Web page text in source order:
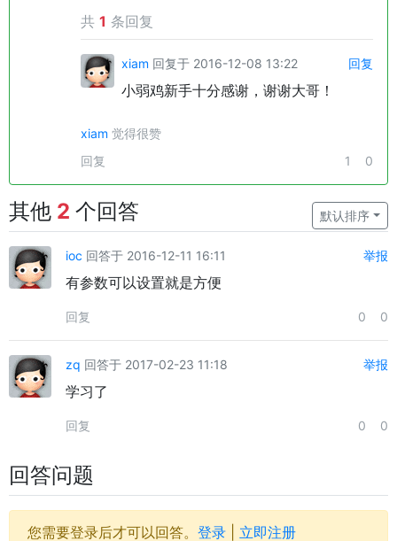
共 1 条回复
xiam 回复于 2016-12-08 13:22 回复
小弱鸡新手十分感谢，谢谢大哥！
xiam 觉得很赞
回复
1 0
其他 2 个回答 默认排序
ioc 回答于 2016-12-11 16:11 举报
有参数可以设置就是方便
回复 0 0
zq 回答于 2017-02-23 11:18 举报
学习了
回复 0 0
回答问题
您需要登录后才可以回答。 登录 立即注册